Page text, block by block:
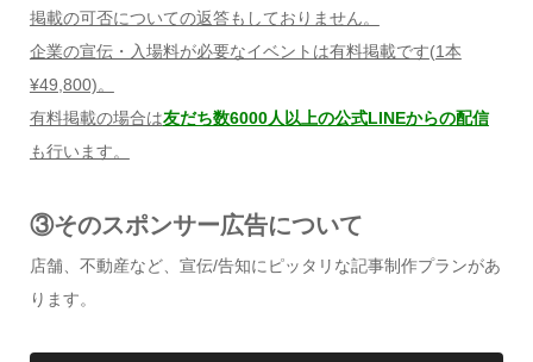
掲載の可否についての返答もしておりません。
企業の宣伝・入場料が必要なイベントは有料掲載です(1本
¥49,800)。
有料掲載の場合は友だち数6000人以上の公式LINEからの配信
も行います。
③そのスポンサー広告について
店舗、不動産など、宣伝/告知にピッタリな記事制作プランがあ
ります。